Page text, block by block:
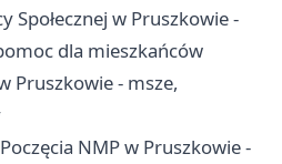
Społecznej w Pruszkowie -
dla mieszkańców
Pruszkowie - msze,
NMP w Pruszkowie -